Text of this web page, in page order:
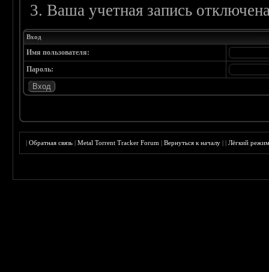
Ваша учетная запись
Вход
Имя пользователя:
Пароль:
|Обратная связь |Metal Torrent Tracker Forum |Вернуться к началу ||Лёгкий